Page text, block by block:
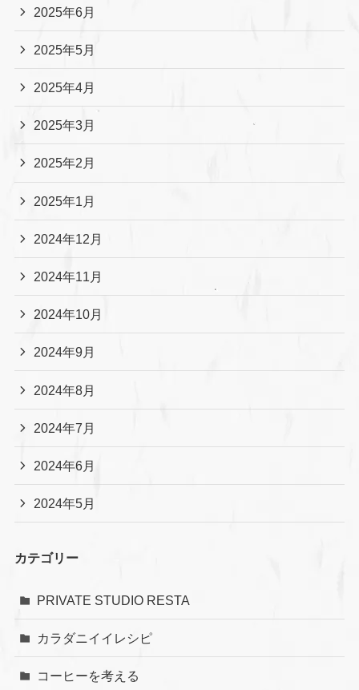
2025年6月
2025年5月
2025年4月
2025年3月
2025年2月
2025年1月
2024年12月
2024年11月
2024年10月
2024年9月
2024年8月
2024年7月
2024年6月
2024年5月
カテゴリー
PRIVATE STUDIO RESTA
カラダニイイレシピ
コーヒーを考える